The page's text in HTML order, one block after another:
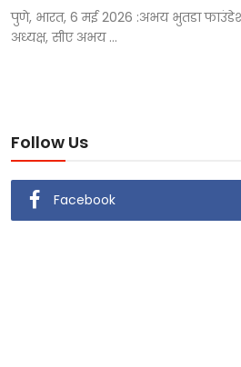
खेल
बिज़नेस
पुणे, भारत, 6 मई 2026 :अभय भुतडा
अध्यक्ष, सीए अभय ...
Follow Us
Facebook